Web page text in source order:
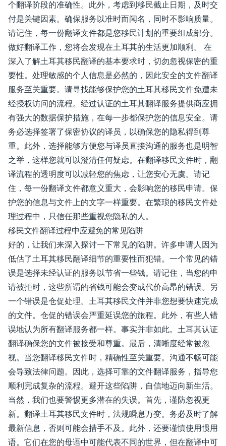
个翻译阶段的准确性。此外，考虑到移民截止日期，及时交
付是关键因素。确保服务以准时而闻名，同时不影响质量。
请记住，每一份翻译文件都是您移民计划的重要组成部分。
做好翻译工作，您将会发现在土耳其的生活更加顺利。 在
深入了解土耳其移民翻译的基本要求时，切勿忽视保密的重
要性。处理敏感的个人信息是必然的，因此安全的文件翻译
服务至关重要。请寻找能够保护您的土耳其移民文件免遭未
经授权访问的流程。经过认证的土耳其翻译服务提供商应拥
有强大的数据保护措施，在每一步都保护您的信息安全。请
务必选择签署了保密协议的译员，以确保您的隐私得到尊
重。此外，选择能够方便您与译员直接沟通的服务也是明智
之举，这样您就可以澄清任何疑虑。在翻译移民文件时，翻
译流程的透明度可以减轻您的焦虑，让您安心无虞。请记
住，每一份翻译文件都意义重大，会影响您的移民申请。保
护您的信息与文件上的文字一样重要。在繁琐的移民文件处
理过程中，只信任那些重视您隐私的人。
移民文件翻译过程中应避免的常见陷阱
好的，让我们来深入探讨一下常见的陷阱。许多申请人因为
低估了土耳其移民翻译细节的重要性而犯错。一个常见的错
误是选择未经认证的服务以节省一些钱。请记住，当您的申
请被拒时，这些所谓的省钱可能会变成代价高昂的错误。另
一个错误是仓促处理。土耳其移民文件并非您想要快速完成
的文件。仓促的错误会严重延误您的旅程。此外，有些人错
误地认为所有翻译服务都一样。事实并非如此。土耳其认证
翻译确保您的文件被接受和尊重。最后，清晰度经常被忽
视。当您翻译移民文件时，精确性至关重要。沟通不畅可能
会导致法律问题。因此，选择可靠的文件翻译服务，指导您
顺利完成复杂的流程。避开这些陷阱，自信地迈向新生活。
当然，我们也要警惕更多潜在的失误。首先，谨防忽视更
新。翻译土耳其移民文件时，法规瞬息万变。务必及时了解
最新信息，否则可能会措手不及。此外，还要谨慎使用惯用
语。它们在您的母语中可能代表不同的世界，但在翻译中可